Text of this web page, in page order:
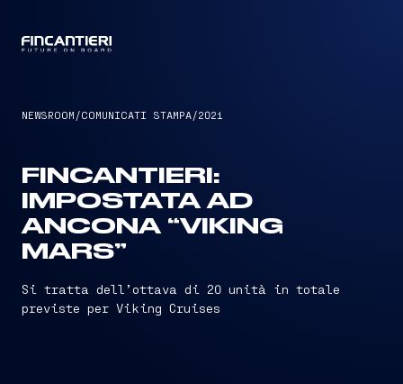
NEWSROOM /COMUNICATI STAMPA/2021
FINCANTIERI:
IMPOSTATA AD
ANCONA “VIKING
MARS”
Si tratta dell’ottava di 20 unità in totale
previste per Viking Cruises